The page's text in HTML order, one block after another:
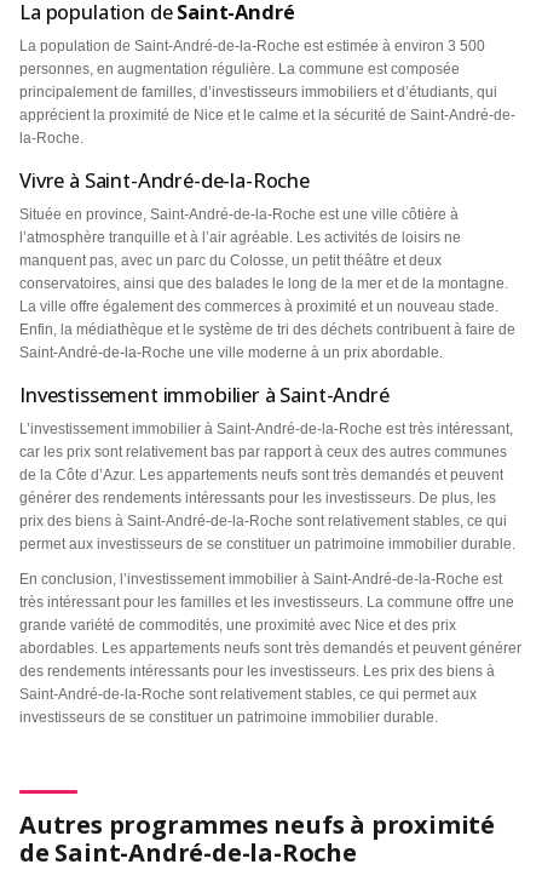
La population deSaint-André
La population de Saint-André-de-la-Roche est estimée à environ 3 500
personnes, en augmentation régulière. La commune est composée
principalement de familles, d’investisseurs immobiliers et d’étudiants, qui
apprécient la proximité de Nice et le calme et la sécurité de Saint-André-de-
la-Roche.
Vivre à Saint-André-de-la-Roche
Située en province, Saint-André-de-la-Roche est une ville côtière à
l’atmosphère tranquille et à l’air agréable. Les activités de loisirs ne
manquent pas, avec un parc du Colosse, un petit théâtre et deux
conservatoires, ainsi que des balades le long de la mer et de la montagne.
La ville offre également des commerces à proximité et un nouveau stade.
Enfin, la médiathèque et le système de tri des déchets contribuent à faire de
Saint-André-de-la-Roche une ville moderne à un prix abordable.
Investissement immobilier à Saint-André
L’investissement immobilier à Saint-André-de-la-Roche est très intéressant,
car les prix sont relativement bas par rapport à ceux des autres communes
de la Côte d’Azur. Les appartements neufs sont très demandés et peuvent
générer des rendements intéressants pour les investisseurs. De plus, les
prix des biens à Saint-André-de-la-Roche sont relativement stables, ce qui
permet aux investisseurs de se constituer un patrimoine immobilier durable.
En conclusion, l’investissement immobilier à Saint-André-de-la-Roche est
très intéressant pour les familles et les investisseurs. La commune offre une
grande variété de commodités, une proximité avec Nice et des prix
abordables. Les appartements neufs sont très demandés et peuvent générer
des rendements intéressants pour les investisseurs. Les prix des biens à
Saint-André-de-la-Roche sont relativement stables, ce qui permet aux
investisseurs de se constituer un patrimoine immobilier durable.
Autres programmes neufs à proximité
de Saint-André-de-la-Roche